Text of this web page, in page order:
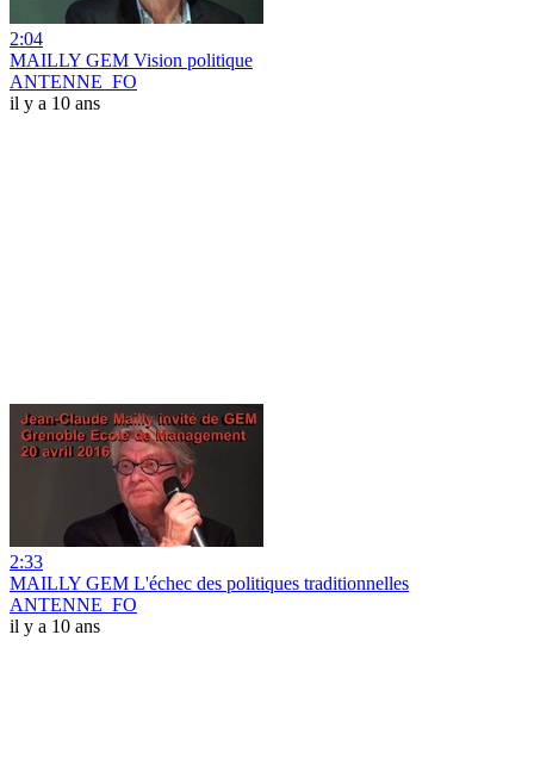
2:04
MAILLY GEM Vision politique
ANTENNE_FO
il y a 10 ans
2:33
MAILLY GEM L'échec des politiques traditionnelles
ANTENNE_FO
il y a 10 ans